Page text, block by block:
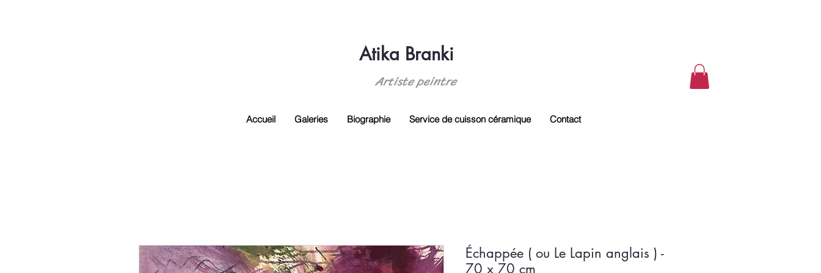
Atika Branki
Artiste peintre
Accueil Galeries Biographie Service de cuisson céramique Contact
Échappée ( ou Le Lapin anglais ) -
70 x 70 cm